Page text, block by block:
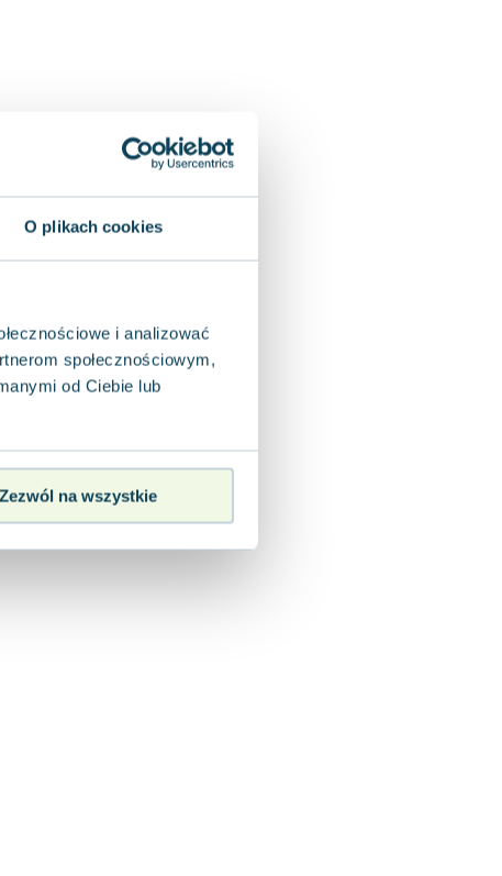
O plikach cookies
i analizować
społecznościowym,
od Ciebie lub
Zezwól na wszystkie